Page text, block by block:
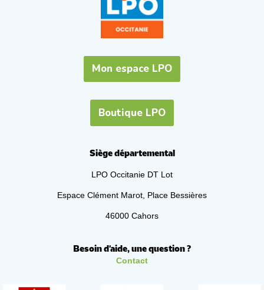
Mon espace LPO
Boutique LPO
Siège départemental
LPO Occitanie DT Lot
Espace Clément Marot, Place Bessières
46000 Cahors
Besoin d'aide, une question ?
Contact